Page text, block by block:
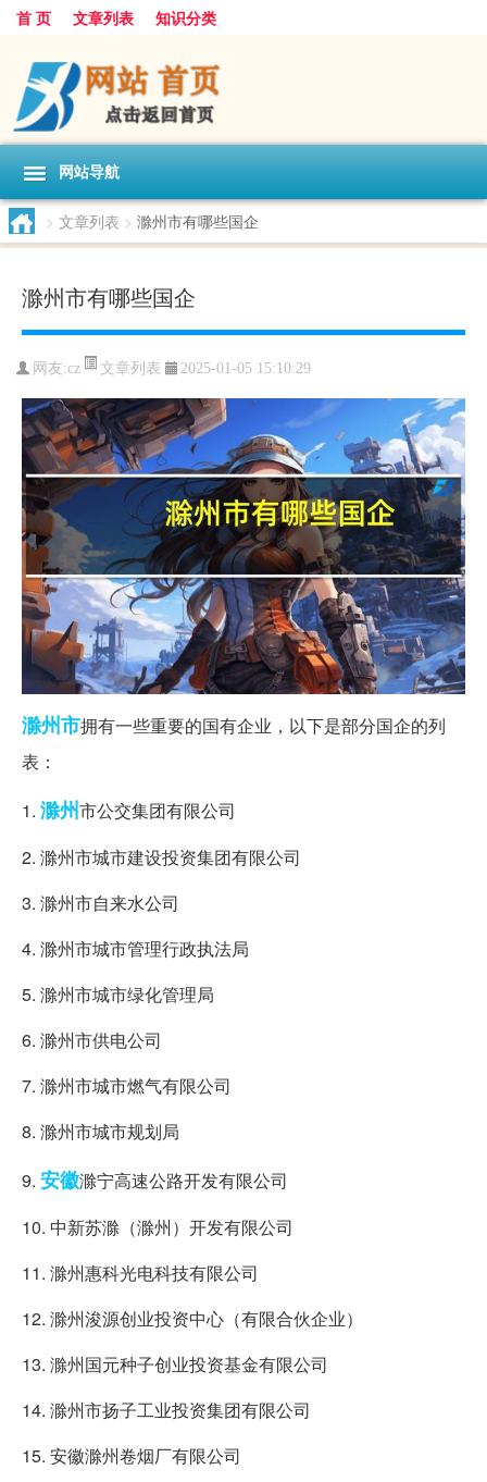
首 页 文章列表 知识分类
网站导航
> 文章列表 > 滁州市有哪些国企
滁州市有哪些国企
网友:cz 文章列表 2025-01-05 15:10:29
滁州市拥有一些重要的国有企业，以下是部分国企的列
表：
1. 滁州市公交集团有限公司
2. 滁州市城市建设投资集团有限公司
3. 滁州市自来水公司
4. 滁州市城市管理行政执法局
5. 滁州市城市绿化管理局
6. 滁州市供电公司
7. 滁州市城市燃气有限公司
8. 滁州市城市规划局
9. 安徽滁宁高速公路开发有限公司
10. 中新苏滁（滁州）开发有限公司
11. 滁州惠科光电科技有限公司
12. 滁州浚源创业投资中心（有限合伙企业）
13. 滁州国元种子创业投资基金有限公司
14. 滁州市扬子工业投资集团有限公司
15. 安徽滁州卷烟厂有限公司